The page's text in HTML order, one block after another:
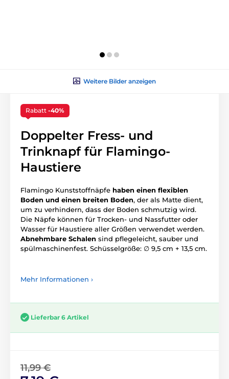
Weitere Bilder anzeigen
Rabatt -40%
Doppelter Fress- und
Trinknapf für Flamingo-
Haustiere
Flamingo Kunststoffnäpfe haben einen flexiblen
Boden und einen breiten Boden, der als Matte dient,
um zu verhindern, dass der Boden schmutzig wird.
Die Näpfe können für Trocken- und Nassfutter oder
Wasser für Haustiere aller Größen verwendet werden.
Abnehmbare Schalen sind pflegeleicht, sauber und
spülmaschinenfest. Schüsselgröße: ∅ 9,5 cm + 13,5 cm.
Mehr Informationen ›
Lieferbar 6 Artikel
11,99 €